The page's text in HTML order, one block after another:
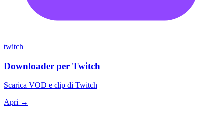
twitch
Downloader per Twitch
Scarica VOD e clip di Twitch
Apri →